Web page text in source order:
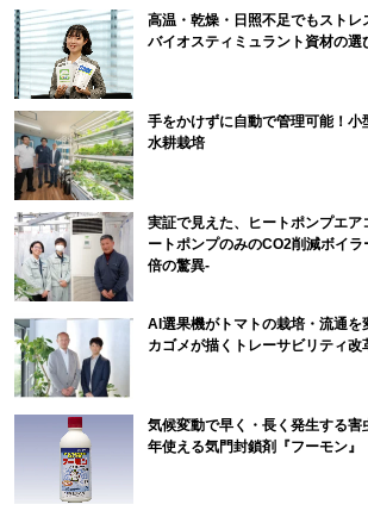
高温・乾燥・日照不足でもストレ
バイオスティミュラント資材の選
手をかけずに自動で管理可能！小
水耕栽培
実証で見えた、ヒートポンプエア
ートポンプのみのCO2削減ボイ
倍の驚異-
AI選果機がトマトの栽培・流通
カゴメが描くトレーサビリティ改
気候変動で早く・長く発生する害
年使える気門封鎖剤『フーモン』